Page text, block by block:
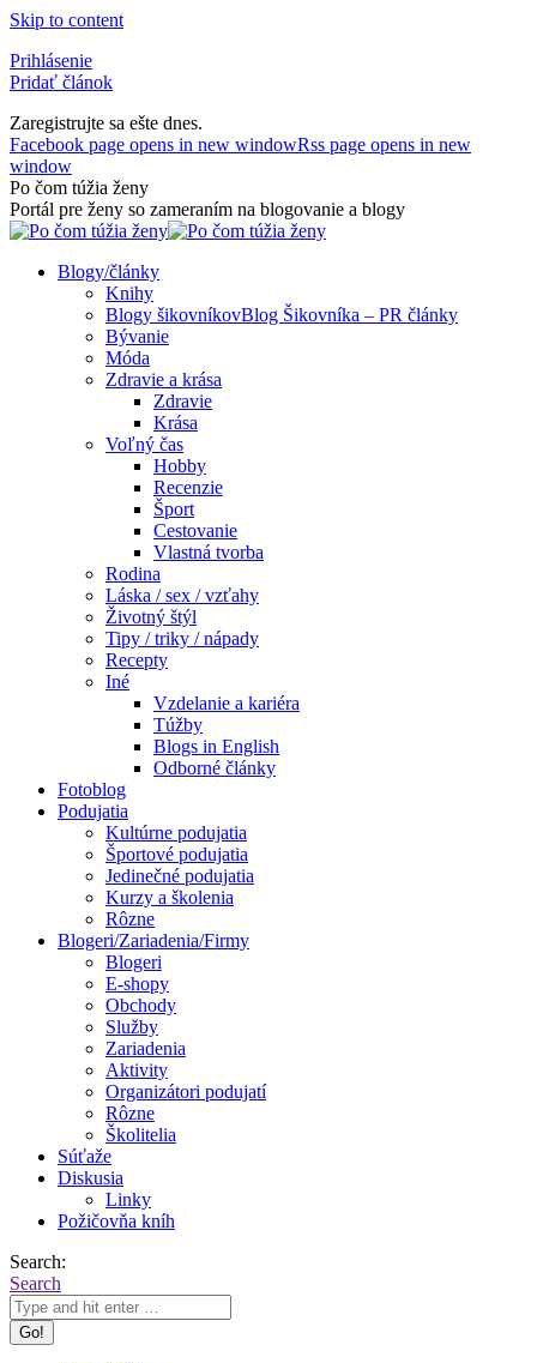
Skip to content
Prihlásenie
Pridať článok
Zaregistrujte sa ešte dnes.
Facebook page opens in new windowRss page opens in new
window
Po čom túžia ženy
Portál pre ženy so zameraním na blogovanie a blogy
Blogy/články
Knihy
Blogy šikovníkovBlog Šikovníka – PR články
Bývanie
Móda
Zdravie a krása
Zdravie
Krása
Voľný čas
Hobby
Recenzie
Šport
Cestovanie
Vlastná tvorba
Rodina
Láska / sex / vzťahy
Životný štýl
Tipy / triky / nápady
Recepty
Iné
Vzdelanie a kariéra
Túžby
Blogs in English
Odborné články
Fotoblog
Podujatia
Kultúrne podujatia
Športové podujatia
Jedinečné podujatia
Kurzy a školenia
Rôzne
Blogeri/Zariadenia/Firmy
Blogeri
E-shopy
Obchody
Služby
Zariadenia
Aktivity
Organizátori podujatí
Rôzne
Školitelia
Súťaže
Diskusia
Linky
Požičovňa kníh
Search:
Search